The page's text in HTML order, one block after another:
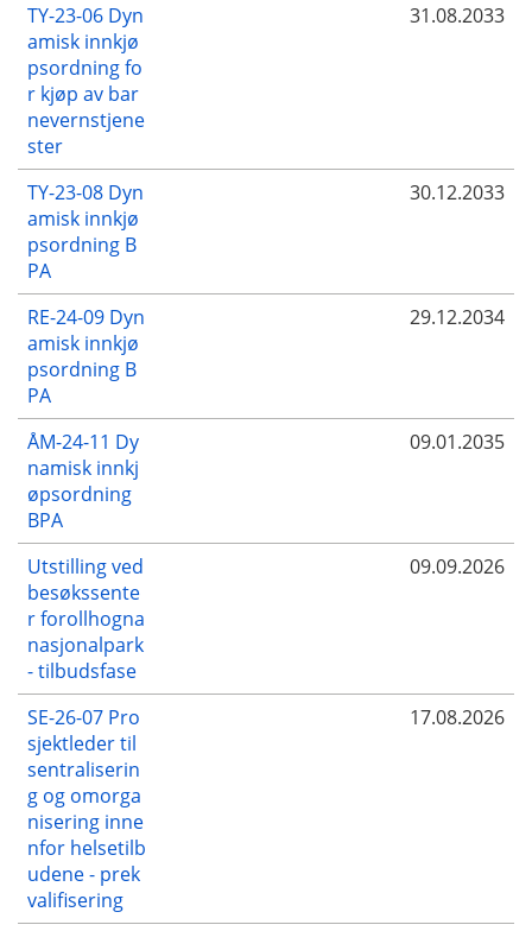
TY-23-06 Dyn
amisk innkjø
psordning fo
r kjøp av bar
nevernstjene
ster
31.08.2033
TY-23-08 Dyn
amisk innkjø
psordning B
PA
30.12.2033
RE-24-09 Dyn
amisk innkjø
psordning B
PA
29.12.2034
ÅM-24-11 Dy
namisk innkj
øpsordning
BPA
09.01.2035
Utstilling ved
besøkssente
r forollhogna
nasjonalpark
- tilbudsfase
09.09.2026
SE-26-07 Pro
sjektleder til
sentraliserin
g og omorga
nisering inne
nfor helsetilb
udene - prek
valifisering
17.08.2026